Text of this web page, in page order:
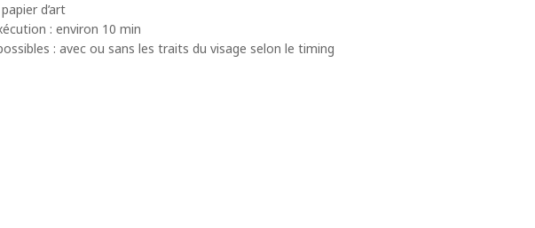
d’art
: environ 10 min
: avec ou sans les traits du visage selon le timing